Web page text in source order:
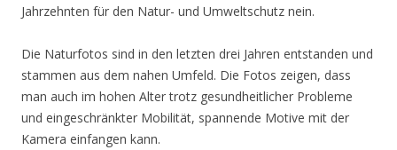
Jahrzehnten für den Natur- und Umweltschutz nein.
Die Naturfotos sind in den letzten drei Jahren entstanden und
stammen aus dem nahen Umfeld. Die Fotos zeigen, dass
man auch im hohen Alter trotz gesundheitlicher Probleme
und eingeschränkter Mobilität, spannende Motive mit der
Kamera einfangen kann.